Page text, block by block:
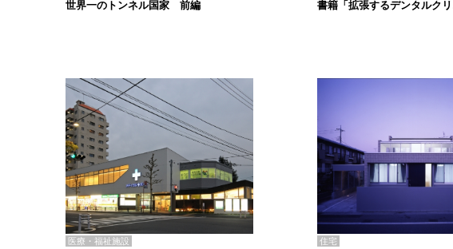
書籍「拡張するデンタルク
世界一のトンネル国家 前編
医療・福祉施設 住宅